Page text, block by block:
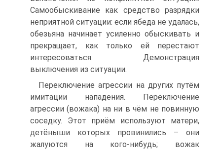
Самообыскивание как средство разрядки
неприятной ситуации: если ябеда не удалась,
обезьяна начинает усиленно обыскивать и
прекращает, как только ей перестают
интересоваться. Демонстрация
выключения из ситуации.
Переключение агрессии на других путём
имитации нападения. Переключение
агрессии (вожака) на ни в чём не повинную
соседку. Этот приём используют матери,
детёныши которых провинились – они
жалуются на кого-нибудь; вожак